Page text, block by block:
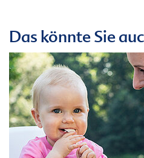
Das könnte Sie